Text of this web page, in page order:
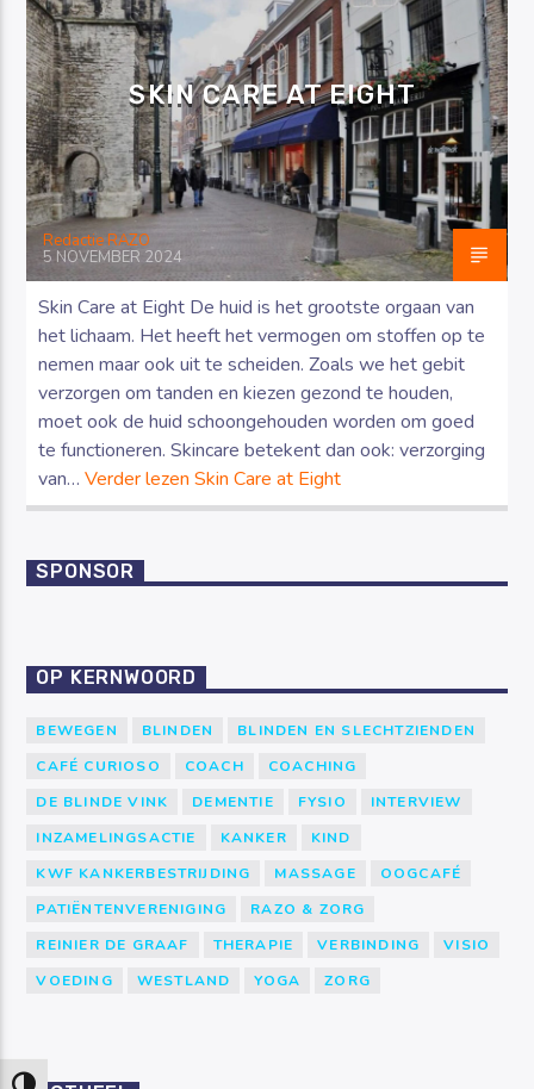
Luister RAZO online
SKIN CARE AT EIGHT
Redactie RAZO
5 NOVEMBER 2024
Skin Care at Eight De huid is het grootste orgaan van
het lichaam. Het heeft het vermogen om stoffen op te
nemen maar ook uit te scheiden. Zoals we het gebit
verzorgen om tanden en kiezen gezond te houden,
moet ook de huid schoongehouden worden om goed
te functioneren. Skincare betekent dan ook: verzorging
van…Verder lezen Skin Care at Eight
SPONSOR
OP KERNWOORD
BEWEGEN BLINDEN
BLINDEN EN SLECHTZIENDEN
CAFÉ CURIOSO
COACH
COACHING
DE BLINDE VINK
DEMENTIE FYSIO
INTERVIEW
INZAMELINGSACTIE
KANKER
KIND
KWF KANKERBESTRIJDING
MASSAGE
OOGCAFÉ
PATIËNTENVERENIGING
RAZO & ZORG
REINIER DE GRAAF
THERAPIE VERBINDING
VISIO
VOEDING
WESTLAND YOGA ZORG